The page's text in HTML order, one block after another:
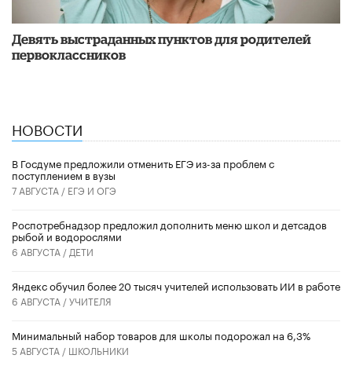
Девять выстраданных пунктов для родителей
первоклассников
НОВОСТИ
В Госдуме предложили отменить ЕГЭ из-за проблем с
поступлением в вузы
7 АВГУСТА / ЕГЭ И ОГЭ
Роспотребнадзор предложил дополнить меню школ и детсадов
рыбой и водорослями
6 АВГУСТА / ДЕТИ
​Яндекс обучил более 20 тысяч учителей использовать ИИ в работе
6 АВГУСТА /УЧИТЕЛЯ
Минимальный набор товаров для школы подорожал на 6,3%
5 АВГУСТА / ШКОЛЬНИКИ